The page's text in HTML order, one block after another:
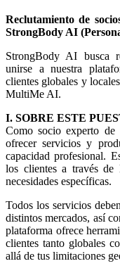
Reclutamiento de
StrongBody AI
StrongBody AI busca
unirse a nuestra
clientes globales y
MultiMe AI.
I. SOBRE ESTE
Como socio experto
ofrecer servicios y
capacidad profesional.
los clientes a través de
necesidades específicas.
Todos los servicios
distintos mercados, así
plataforma ofrece
clientes tanto globales
allá de tus limitaciones